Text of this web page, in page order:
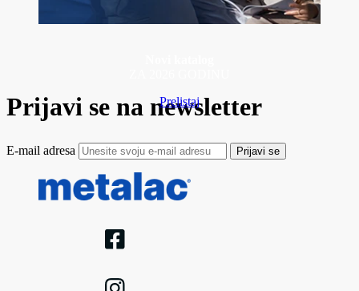
Prelistaj
Prijavi se na newsletter
E-mail adresa Prijavi se